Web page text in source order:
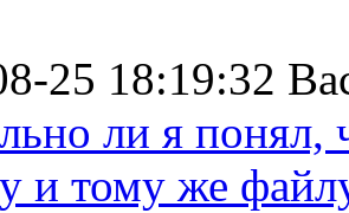
25 18:19:32
ли я понял,
и тому же